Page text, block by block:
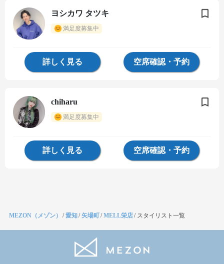
ヨシカワ タツキ
満足度募集中
詳しく見る 空席確認・予約
chiharu
満足度募集中
詳しく見る 空席確認・予約
MEZON（メゾン） /愛知/矢場町/MELL栄店/ スタイリスト一覧